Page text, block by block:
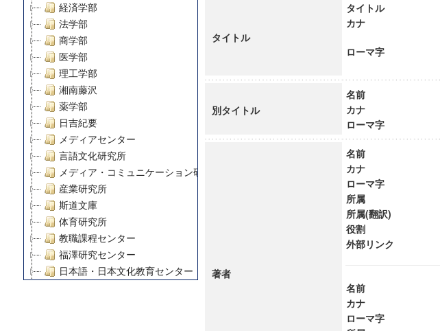
経済学部
法学部
商学部
医学部
理工学部
湘南藤沢
薬学部
日吉紀要
メディアセンター
言語文化研究所
メディア・コミュニケーション研究所
産業研究所
斯道文庫
体育研究所
教職課程センター
福澤研究センター
日本語・日本文化教育センター
タイトル
タイトル
カナ
ローマ字
別タイトル
名前
カナ
ローマ字
著者
名前
カナ
ローマ字
所属
所属(翻訳)
役割
外部リンク
名前
カナ
ローマ字